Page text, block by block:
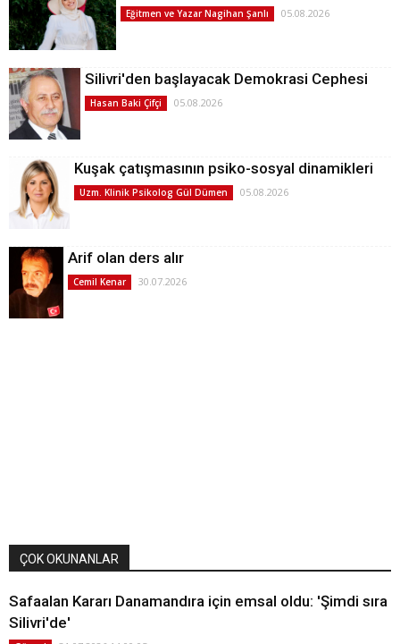
Eğitmen ve Yazar Nagihan Şanlı 05.08.2026
Silivri'den başlayacak Demokrasi Cephesi
Hasan Baki Çifçi 05.08.2026
Kuşak çatışmasının psiko-sosyal dinamikleri
Uzm. Klinik Psikolog Gül Dümen 05.08.2026
Arif olan ders alır
Cemil Kenar 30.07.2026
ÇOK OKUNANLAR
Safaalan Kararı Danamandıra için emsal oldu: 'Şimdi sıra
Silivri'de'